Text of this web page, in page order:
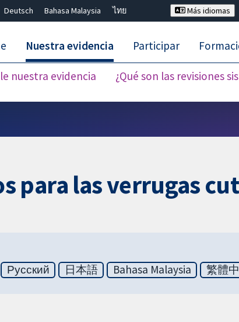
Deutsch Bahasa Malaysia
ไทย
Más idiomas
Nuestra evidencia
nuestra evidencia ¿Qué son las revisiones
Participar
para las verrugas
Русский 日本語 Bahasa Malaysia 繁體